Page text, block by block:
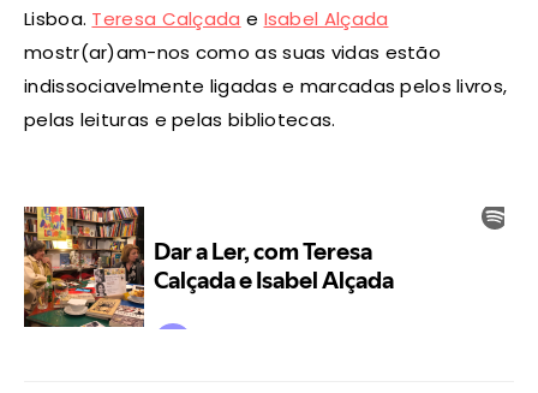
Lisboa. Teresa Calçada e Isabel Alçada
mostr(ar)am-nos como as suas vidas estão
indissociavelmente ligadas e marcadas pelos livros,
pelas leituras e pelas bibliotecas.